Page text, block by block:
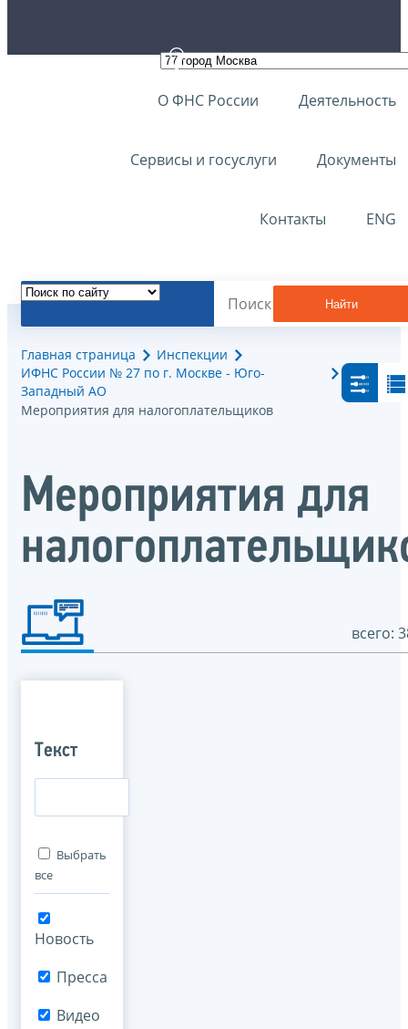
О ФНС России Деятельность
Сервисы и госуслуги Документы
Контакты ENG
Найти
Главная страница
Инспекции
ИФНС России № 27 по г. Москве - Юго-
Западный АО
Мероприятия для налогоплательщиков
Мероприятия для
всего:
Текст
Выбрать
все
Новость
Пресса
Видео